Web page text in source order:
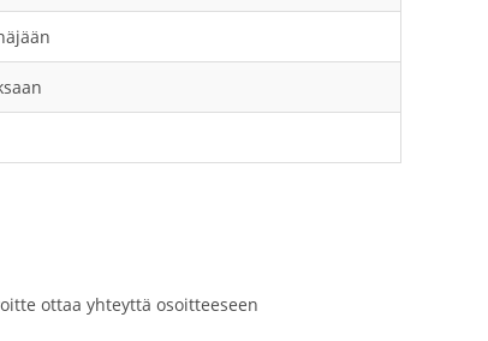
ottaa yhteyttä osoitteeseen